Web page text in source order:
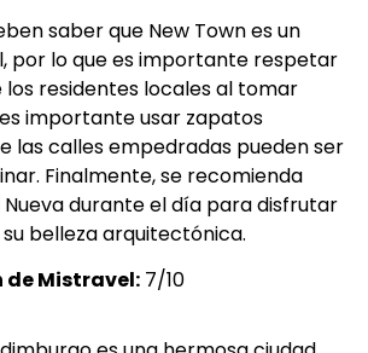
saber que New Town es un
por lo que es importante respetar
los residentes locales al tomar
importante usar zapatos
las calles empedradas pueden ser
Finalmente, se recomienda
Nueva durante el día para disfrutar
belleza arquitectónica.
Mistravel: 7/10